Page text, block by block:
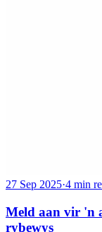
27 Sep 2025·4 min
Meld aan vir 'n
rybewys